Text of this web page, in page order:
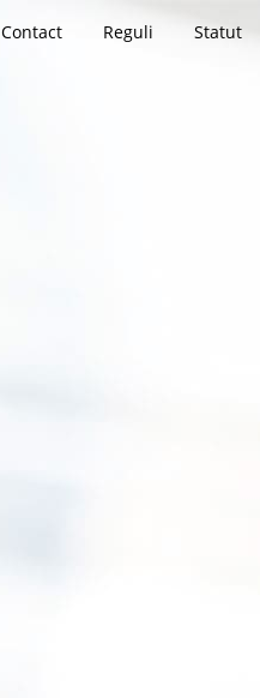
Contact Reguli Statut